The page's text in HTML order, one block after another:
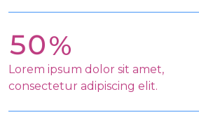
50
Lorem ipsum dolor sit amet,
consectetur adipiscing elit.